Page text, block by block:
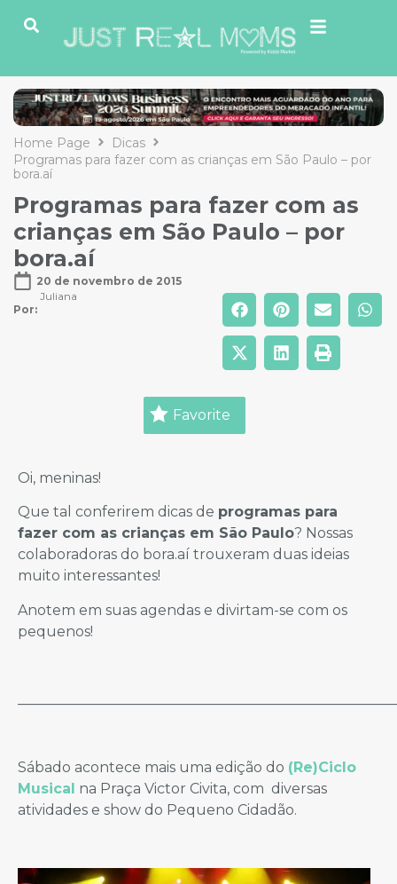
Home Page
Dicas
Programas para fazer com as crianças em São Paulo – por
bora.aí
Programas para fazer com as
crianças em São Paulo – por
bora.aí
20 de novembro de 2015
Por:
Juliana
Favorite
Oi, meninas!
Que tal conferirem dicas de programas para
fazer com as crianças em São Paulo? Nossas
colaboradoras do bora.aí trouxeram duas ideias
muito interessantes!
Anotem em suas agendas e divirtam-se com os
pequenos!
Sábado acontece mais uma edição do (Re)Ciclo
Musical na Praça Victor Civita, com diversas
atividades e show do Pequeno Cidadão.